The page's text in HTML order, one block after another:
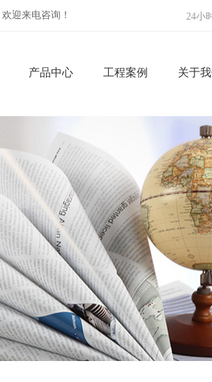
迎来电咨询！ 24小
产品中心 工程案例 关于